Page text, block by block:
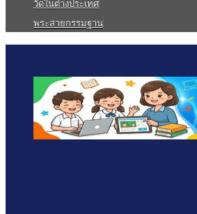
วัดในต่างประเทศ
พระสายกรรมฐาน